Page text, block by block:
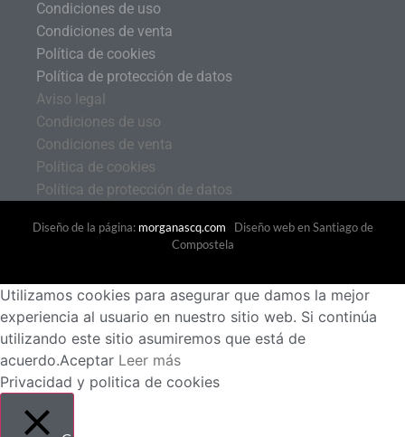
Condiciones de uso
Condiciones de venta
Política de cookies
Política de protección de datos
Aviso legal
Condiciones de uso
Condiciones de venta
Política de cookies
Política de protección de datos
Diseño de la página: morganascq.com
Diseño web en Santiago de
Compostela
Utilizamos cookies para asegurar que damos la mejor
experiencia al usuario en nuestro sitio web. Si continúa
utilizando este sitio asumiremos que está de
acuerdo.Aceptar Leer más
Privacidad y politica de cookies